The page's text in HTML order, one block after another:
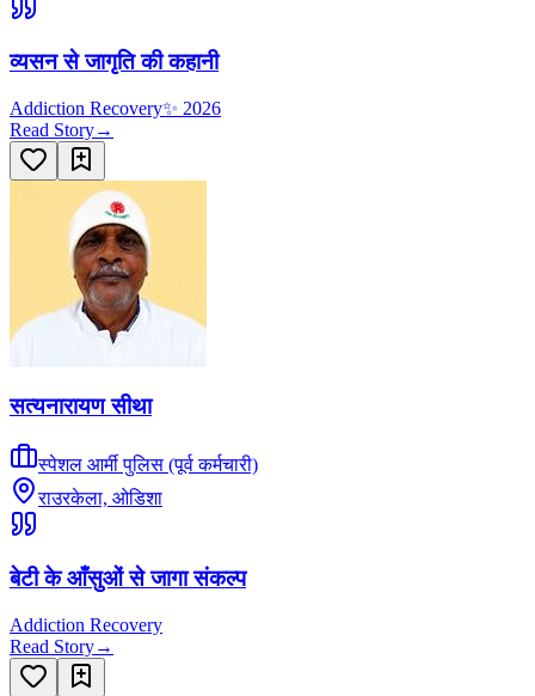
व्यसन से जागृति की कहानी
Addiction Recovery✨ 2026
Read Story→
सत्यनारायण सीथा
स्पेशल आर्मी पुलिस (पूर्व कर्मचारी)
राउरकेला, ओडिशा
बेटी के आँसुओं से जागा संकल्प
Addiction Recovery
Read Story→